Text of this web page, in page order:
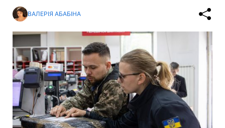
ВАЛЕРІЯ АБАБІНА